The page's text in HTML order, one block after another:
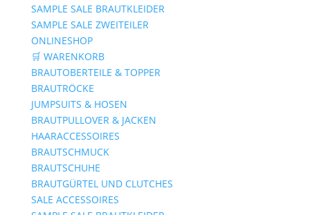
SAMPLE SALE BRAUTKLEIDER
SAMPLE SALE ZWEITEILER
ONLINESHOP
🛒 WARENKORB
BRAUTOBERTEILE & TOPPER
BRAUTRÖCKE
JUMPSUITS & HOSEN
BRAUTPULLOVER & JACKEN
HAARACCESSOIRES
BRAUTSCHMUCK
BRAUTSCHUHE
BRAUTGÜRTEL UND CLUTCHES
SALE ACCESSOIRES